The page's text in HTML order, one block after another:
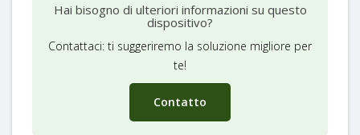
Hai bisogno di ulteriori informazioni su questo
dispositivo?
Contattaci: ti suggeriremo la soluzione migliore per
te!
Contatto